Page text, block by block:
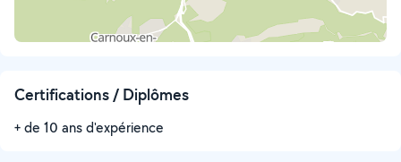
Certifications / Diplômes
+ de 10 ans d'expérience